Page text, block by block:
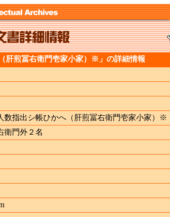
肝煎冨右衛門壱家小家）※」の詳細情報
数指出シ帳ひかへ（肝煎冨右衛門壱家小家）※
衛門外２名